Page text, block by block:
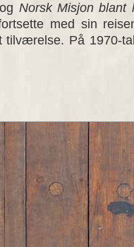
Norsk Misjon blant
med sin
tilværelse. På 1970-